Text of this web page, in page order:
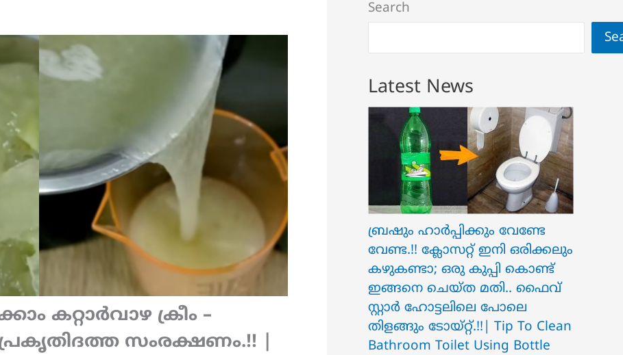
കറ്റാർവാഴ ക്രീം –
സംരക്ഷണം.!! |
Search
Latest News
ബ്രഷും ഹാർപ്പിക്കും വേണ്ടേ
വേണ്ട.!! ക്ലോസറ്റ് ഇനി ഒരിക്കലും
കഴുകണ്ടാ; ഒരു കുപ്പി കൊണ്ട്
ഇങ്ങനെ ചെയ്ത മതി.. ഫൈവ്
സ്റ്റാർ ഹോട്ടലിലെ പോലെ
തിളങ്ങും ടോയ്റ്റ്.!!| Tip To Clean
Bathroom Toilet Using Bottle